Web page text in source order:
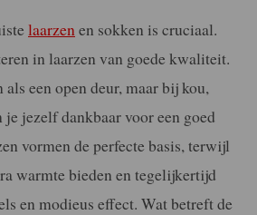
laarzen en sokken is cruciaal.
in laarzen van goede kwaliteit.
een open deur, maar bij kou,
je jezelf dankbaar voor een goed
vormen de perfecte basis, terwijl
warmte bieden en tegelijkertijd
en modieus effect. Wat betreft de